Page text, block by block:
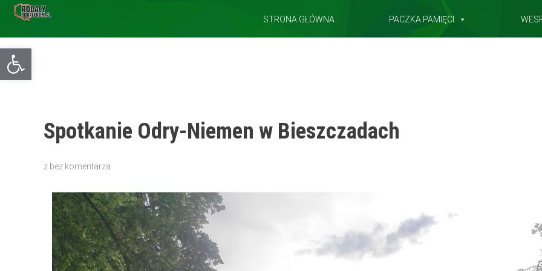
Otwórz pasek narzędzi
STRONA GŁÓWNA PACZKA PAMIĘCI
Spotkanie Odry-Niemen w Bieszczadach
z bez komentarza